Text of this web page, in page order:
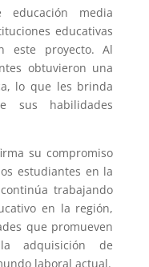
media
educativas
este proyecto. Al
obtuvieron una
lo que les brinda
sus habilidades
su compromiso
estudiantes en la
trabajando
en la región,
que promueven
adquisición de
laboral actual.